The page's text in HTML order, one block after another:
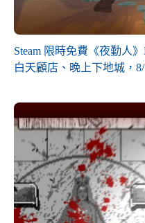
Steam 限時免費《夜勤人
白天顧店、晚上下地城，